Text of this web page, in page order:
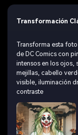
Transformación
Transforma esta
de DC Comics con
intensos en los ojos,
mejillas, cabello
visible, iluminación
contraste